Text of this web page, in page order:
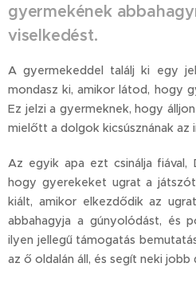
gyermekének
viselkedést.
A gyermekeddel találj ki egy
mondasz ki, amikor látod, hogy
Ez jelzi a gyermeknek, hogy
mielőtt a dolgok kicsúsznának az
Az egyik apa ezt csinálja fiával,
hogy gyerekeket ugrat a
kiált, amikor elkezdődik az
abbahagyja a gúnyolódást, és
ilyen jellegű támogatás
az ő oldalán áll, és segít neki